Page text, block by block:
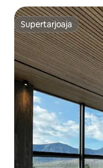
Supertarjoaja
Supertarjoaja